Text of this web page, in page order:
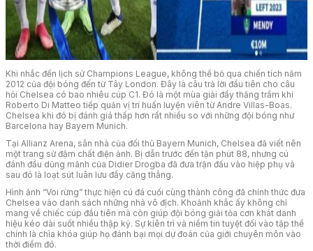
Khi nhắc đến lịch sử Champions League, không thể bỏ qua chiến tích năm
2012 của đội bóng đến từ Tây London. Đây là câu trả lời đầu tiên cho câu
hỏi Chelsea có bao nhiêu cúp C1. Đó là một mùa giải đầy thăng trầm khi
Roberto Di Matteo tiếp quản vị trí huấn luyện viên từ Andre Villas-Boas.
Chelsea khi đó bị đánh giá thấp hơn rất nhiều so với những đội bóng như
Barcelona hay Bayern Munich.
Tại Allianz Arena, sân nhà của đối thủ Bayern Munich, Chelsea đã viết nên
một trang sử đậm chất điện ảnh. Bị dẫn trước đến tận phút 88, nhưng cú
đánh đầu dũng mãnh của Didier Drogba đã đưa trận đấu vào hiệp phụ và
sau đó là loạt sút luân lưu đầy căng thẳng.
Hình ảnh “Voi rừng” thực hiện cú đá cuối cùng thành công đã chính thức đưa
Chelsea vào danh sách những nhà vô địch. Khoảnh khắc ấy không chỉ
mang về chiếc cúp đầu tiên mà còn giúp đội bóng giải tỏa cơn khát danh
hiệu kéo dài suốt nhiều thập kỷ. Sự kiên trì và niềm tin tuyệt đối vào tập thể
chính là chìa khóa giúp họ đánh bại mọi dự đoán của giới chuyên môn vào
thời điểm đó.